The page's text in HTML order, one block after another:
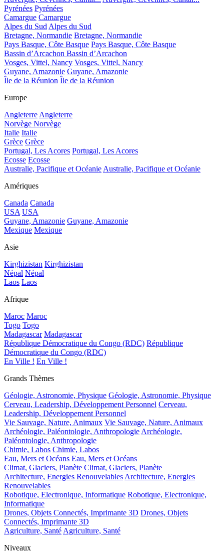
Pyrénées Pyrénées
Camargue Camargue
Alpes du SudAlpes du Sud
Bretagne, Normandie Bretagne, Normandie
Pays Basque, Côte Basque Pays Basque, Côte Basque
Bassin d’Arcachon Bassin d’Arcachon
Vosges, Vittel, Nancy Vosges, Vittel, Nancy
Guyane, Amazonie Guyane, Amazonie
Île de la Réunion Île de la Réunion
Europe
AngleterreAngleterre
Norvège Norvège
Italie Italie
Grèce Grèce
Portugal, Les Acores Portugal, Les Acores
Ecosse Ecosse
Australie, Pacifique et OcéanieAustralie, Pacifique et Océanie
Amériques
Canada Canada
USA USA
Guyane, Amazonie Guyane, Amazonie
Mexique Mexique
Asie
Kirghizistan Kirghizistan
Népal Népal
Laos Laos
Afrique
Maroc Maroc
Togo Togo
Madagascar Madagascar
République Démocratique du Congo (RDC) République
Démocratique du Congo (RDC)
En Ville ! En Ville !
Grands Thèmes
Géologie, Astronomie, Physique Géologie, Astronomie, Physique
Cerveau, Leadership, Développement Personnel Cerveau,
Leadership, Développement Personnel
Vie Sauvage, Nature, Animaux Vie Sauvage, Nature, Animaux
Archéologie, Paléontologie, AnthropologieArchéologie,
Paléontologie, Anthropologie
Chimie, Labos Chimie, Labos
Eau, Mers et Océans Eau, Mers et Océans
Climat, Glaciers, Planète Climat, Glaciers, Planète
Architecture, Energies RenouvelablesArchitecture, Energies
Renouvelables
Robotique, Electronique, Informatique Robotique, Electronique,
Informatique
Drones, Objets Connectés, Imprimante 3D Drones, Objets
Connectés, Imprimante 3D
Agriculture, SantéAgriculture, Santé
Niveaux